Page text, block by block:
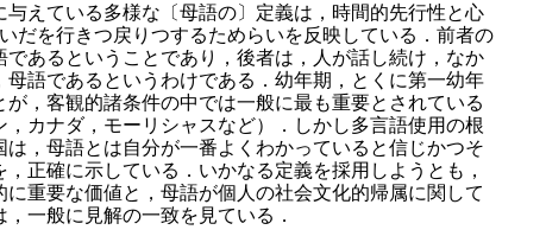
えている多様な〔母語の〕定義は，時間的先行性と心
だを行きつ戻りつするためらいを反映している．前者の
あるということであり，後者は，人が話し続け，なか
語であるというわけである． 幼年期，とくに第一幼年
，客観的諸条件の中では一般に最も重要とされている
，カナダ，モーリシャスなど）．しかし多言語使用の根
，母語とは自分が一番よくわかっていると信じかつそ
正確に示している．いかなる定義を採用しようとも，
重要な価値と，母語が個人の社会文化的帰属に関して
一般に見解の一致を見ている．